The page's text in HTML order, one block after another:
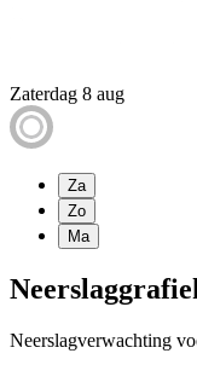
Zaterdag 8 aug
Za
Zo
Ma
Neerslagverwachting